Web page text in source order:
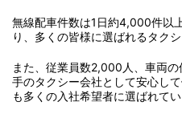
無線配車件数は1日約4,000件以
り、多くの皆様に選ばれるタクシ
また、従業員数2,000人、車両
手のタクシー会社として安心し
も多くの入社希望者に選ばれて